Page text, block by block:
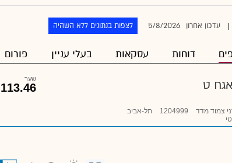
עדכון אחרון 5/8/2026 לצפות בנתונים ללא השהיה
דוחות עסקאות בעלי עניין פורום
ט
צמוד מדד
1204999
תל-אביב
שער
113.46